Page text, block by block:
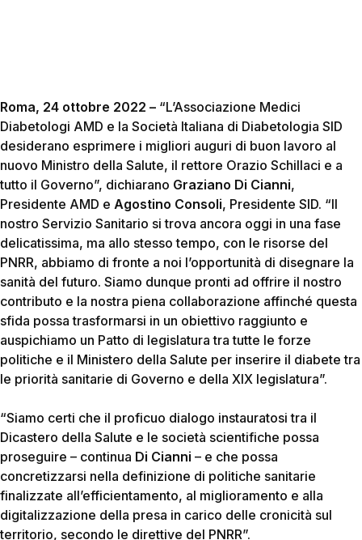
Roma, 24 ottobre 2022 – “L’Associazione Medici
Diabetologi AMD e la Società Italiana di Diabetologia SID
desiderano esprimere i migliori auguri di buon lavoro al
nuovo Ministro della Salute, il rettore Orazio Schillaci e a
tutto il Governo”, dichiarano Graziano Di Cianni,
Presidente AMD e Agostino Consoli, Presidente SID. “Il
nostro Servizio Sanitario si trova ancora oggi in una fase
delicatissima, ma allo stesso tempo, con le risorse del
PNRR, abbiamo di fronte a noi l’opportunità di disegnare la
sanità del futuro. Siamo dunque pronti ad offrire il nostro
contributo e la nostra piena collaborazione affinché questa
sfida possa trasformarsi in un obiettivo raggiunto e
auspichiamo un Patto di legislatura tra tutte le forze
politiche e il Ministero della Salute per inserire il diabete tra
le priorità sanitarie di Governo e della XIX legislatura”.
“Siamo certi che il proficuo dialogo instauratosi tra il
Dicastero della Salute e le società scientifiche possa
proseguire – continua Di Cianni – e che possa
concretizzarsi nella definizione di politiche sanitarie
finalizzate all’efficientamento, al miglioramento e alla
digitalizzazione della presa in carico delle cronicità sul
territorio, secondo le direttive del PNRR”.